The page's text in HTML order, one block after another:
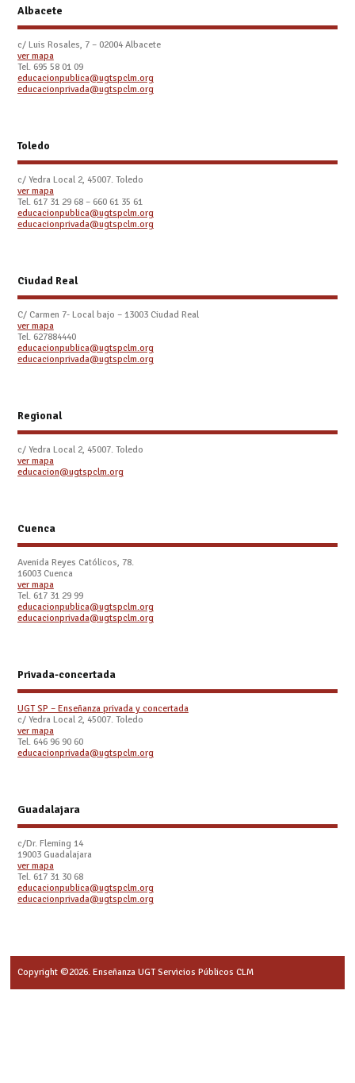
Albacete
c/ Luis Rosales, 7 – 02004 Albacete
ver mapa
Tel. 695 58 01 09
educacionpublica@ugtspclm.org
educacionprivada@ugtspclm.org
Toledo
c/ Yedra Local 2, 45007. Toledo
ver mapa
Tel. 617 31 29 68 – 660 61 35 61
educacionpublica@ugtspclm.org
educacionprivada@ugtspclm.org
Ciudad Real
C/ Carmen 7- Local bajo – 13003 Ciudad Real
ver mapa
Tel. 627884440
educacionpublica@ugtspclm.org
educacionprivada@ugtspclm.org
Regional
c/ Yedra Local 2, 45007. Toledo
ver mapa
educacion@ugtspclm.org
Cuenca
Avenida Reyes Católicos, 78.
16003 Cuenca
ver mapa
Tel. 617 31 29 99
educacionpublica@ugtspclm.org
educacionprivada@ugtspclm.org
Privada-concertada
UGT SP – Enseñanza privada y concertada
c/ Yedra Local 2, 45007. Toledo
ver mapa
Tel. 646 96 90 60
educacionprivada@ugtspclm.org
Guadalajara
c/Dr. Fleming 14
19003 Guadalajara
ver mapa
Tel. 617 31 30 68
educacionpublica@ugtspclm.org
educacionprivada@ugtspclm.org
Copyright ©2026. Enseñanza UGT Servicios Públicos CLM